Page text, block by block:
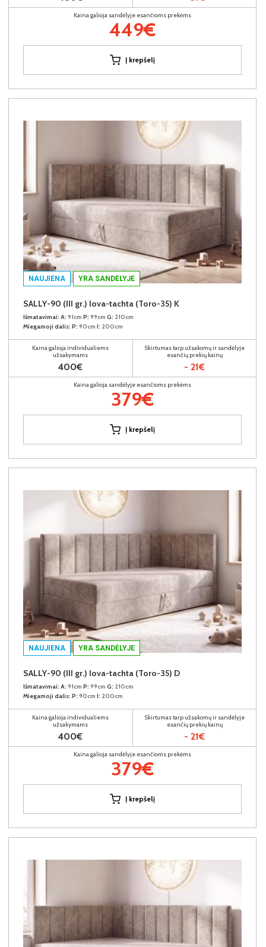
Kaina galioja sandėlyje esančioms prekėms
449€
Į krepšelį
NAUJIENA YRA SANDĖLYJE
SALLY-90 (III gr.) lova-tachta (Toro-35) K
Išmatavimai: A: 91cm P: 99cm G: 210cm
Miegamoji dalis: P: 90cm I: 200cm
Kaina galioja individualiems
užsakymams
400€
Skirtumas tarp užsakomų ir sandėlyje
esančių prekių kainų
- 21€
Kaina galioja sandėlyje esančioms prekėms
379€
Į krepšelį
NAUJIENA YRA SANDĖLYJE
SALLY-90 (III gr.) lova-tachta (Toro-35) D
Išmatavimai: A: 91cm P: 99cm G: 210cm
Miegamoji dalis: P: 90cm I: 200cm
Kaina galioja individualiems
užsakymams
400€
Skirtumas tarp užsakomų ir sandėlyje
esančių prekių kainų
- 21€
Kaina galioja sandėlyje esančioms prekėms
379€
Į krepšelį